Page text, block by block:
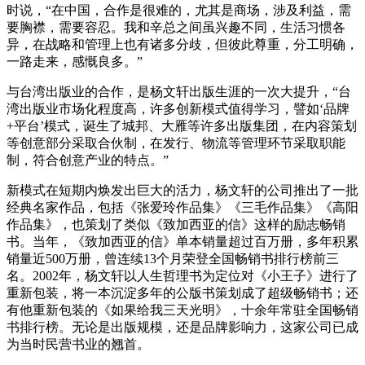
时说，“在中国，合作是很难的，尤其是商场，涉及利益，需
要胸襟，需要容忍。我和辛总之间虽兴趣不同，生活习惯各
异，在战略和管理上也有诸多分歧，但彼此尊重，分工明确，
一路走来，感慨良多。”
与台湾出版业的合作，是杨文轩出版生涯的一次大提升，“台
湾出版业市场化程度高，许多创新模式值得学习，譬如‘品牌
+平台’模式，诞生了城邦、大雁等许多出版集团，在内容策划
等创意部分采取合伙制，在发行、物流等管理环节采取职能
制，符合创意产业的特点。”
新模式在短期内焕发出巨大的活力，杨文轩的公司推出了一批
经典名家作品，包括《张爱玲作品集》《三毛作品集》《高阳
作品集》，也策划了类似《致加西亚的信》这样的励志畅销
书。当年，《致加西亚的信》单本销量超过百万册，多年积累
销量近500万册，曾连续13个月荣登全国畅销书排行榜前三
名。2002年，杨文轩以人生哲理书为定位对《小王子》进行了
重新包装，将一本沉淀多年的公版书策划成了超级畅销书；还
有他重新包装的《如果给我三天光明》，十余年常驻全国畅销
书排行榜。无论是出版规模，还是品牌影响力，这家公司已成
为当时民营书业的翘首。